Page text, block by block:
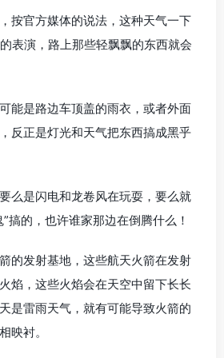
按官方媒体的说法，这种天气一下
的表演，路上那些轻飘飘的东西就会
能是路边车顶盖的雨衣，或者外面
反正是灯光和天气把东西搞成黑乎
么是闪电和龙卷风在玩耍，要么就
搞的，也许谁家那边在倒腾什么！
的发射基地，这些航天火箭在发射
焰，这些火焰会在天空中留下长长
是雷雨天气，就有可能导致火箭的
映衬。